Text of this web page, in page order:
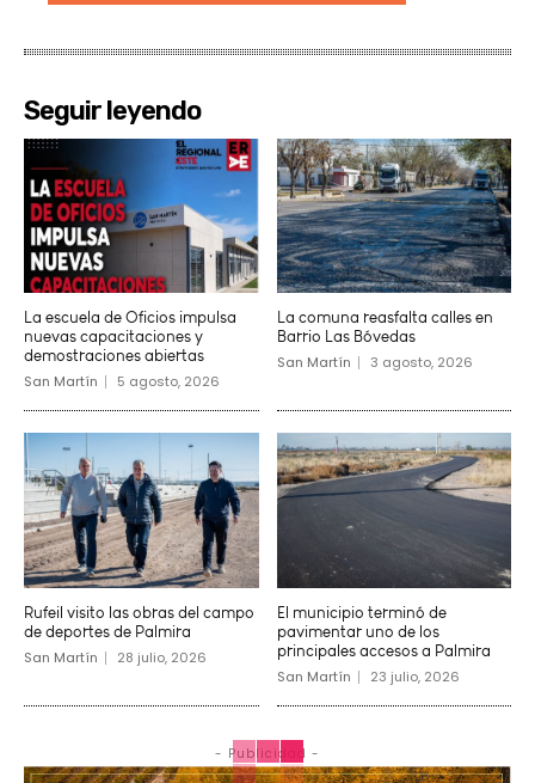
Seguir leyendo
La escuela de Oficios impulsa
nuevas capacitaciones y
demostraciones abiertas
San Martín 5 agosto, 2026
La comuna reasfalta calles en
Barrio Las Bóvedas
San Martín 3 agosto, 2026
Rufeil visito las obras del campo
de deportes de Palmira
San Martín 28 julio, 2026
El municipio terminó de
pavimentar uno de los
principales accesos a Palmira
San Martín 23 julio, 2026
- Publicidad -